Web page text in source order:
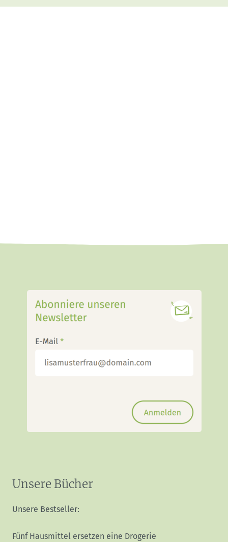
Unsere Bücher
Unsere Bestseller:
Fünf Hausmittel ersetzen eine Drogerie